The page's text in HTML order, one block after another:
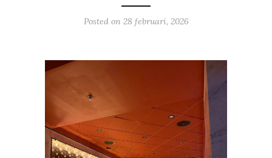
Posted on 28 februari, 2026